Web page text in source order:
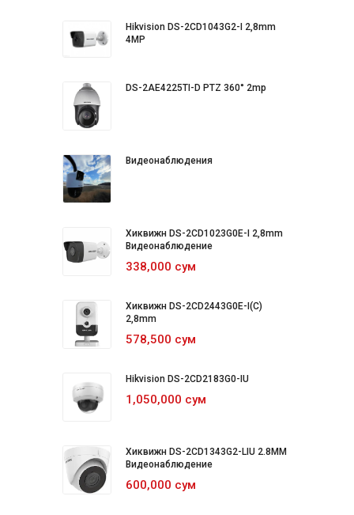
Hikvision DS-2CD1043G2-I 2,8mm
4MP
DS-2AE4225TI-D PTZ 360° 2mp
Видеонаблюдения
Хиквижн DS-2CD1023G0E-I 2,8mm
Видеонаблюдение
338,000 сум
Хиквижн DS-2CD2443G0E-I(C)
2,8mm
578,500 сум
Hikvision DS-2CD2183G0-IU
1,050,000 сум
Хиквижн DS-2CD1343G2-LIU 2.8MM
Видеонаблюдение
600,000 сум